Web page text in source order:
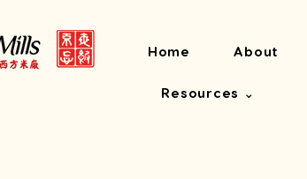
Home About
Resources ⌄